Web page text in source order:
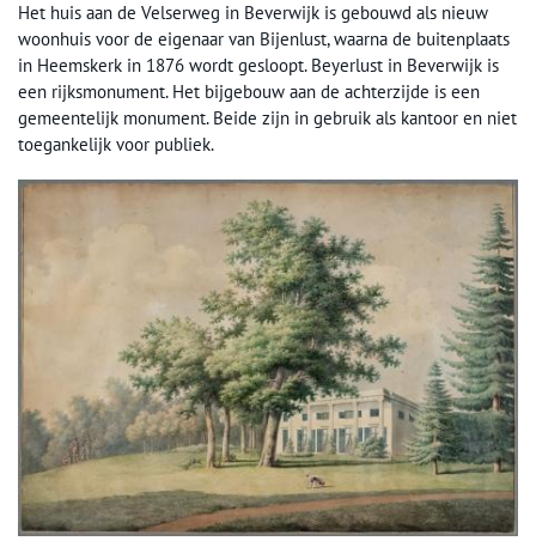
Het huis aan de Velserweg in Beverwijk is gebouwd als nieuw
woonhuis voor de eigenaar van Bijenlust, waarna de buitenplaats
in Heemskerk in 1876 wordt gesloopt. Beyerlust in Beverwijk is
een rijksmonument. Het bijgebouw aan de achterzijde is een
gemeentelijk monument. Beide zijn in gebruik als kantoor en niet
toegankelijk voor publiek.